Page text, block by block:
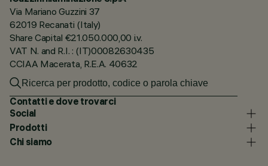
Via Mariano Guzzini 37
62019 Recanati (Italy)
Share Capital €21.050.000,00 i.v.
VAT N. and R.I. : (IT)00082630435
CCIAA Macerata, R.E.A. 40632
Contatti e dove trovarci
Social
Prodotti
Chi siamo